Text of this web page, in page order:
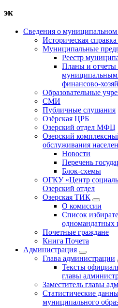
эк
Сведения о муниципальном
Историческая
Муниципальные
Реестр
Планы и отчеты
финансово-
Образовательные
СМИ
Публичные слушания
Озёрская ЦРБ
Озерский отдел МФЦ
Озерский
обслуживания
Новости
Перечень
Блок-схемы
ОГКУ «Центр
Озерский отдел
Озерская ТИК
О комиссии
Список
одномандатных
Почетные граждане
Книга Почета
Администрация
Глава администрации
Тексты
главы
Заместитель главы
Статистические
муниципального